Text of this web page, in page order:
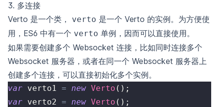
3. 多连接
Verto 是一个类，
verto 是一个 Verto 的实例。为方便使
用，ES6 中有一个 verto 单例，因而可以直接使用。
如果需要创建多个 Websocket 连接，比如同时连接多个
Websocket 服务器，或者在同一个 Websocket 服务器上
创建多个连接，可以直接初始化多个实例。
var verto1 = new Verto ( ) ;
var verto2 = new Verto ( ) ;